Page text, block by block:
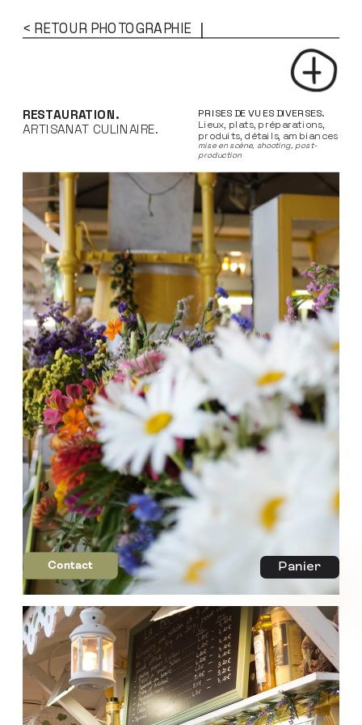
ARTISANAT CULINAIRE.
PRISES DE VUES DIVERSES.
Lieux, plats, préparations,
produits, détails, ambiances
mise en scène, shooting, post-
production
< RETOUR PHOTOGRAPHIE
Contact Panier